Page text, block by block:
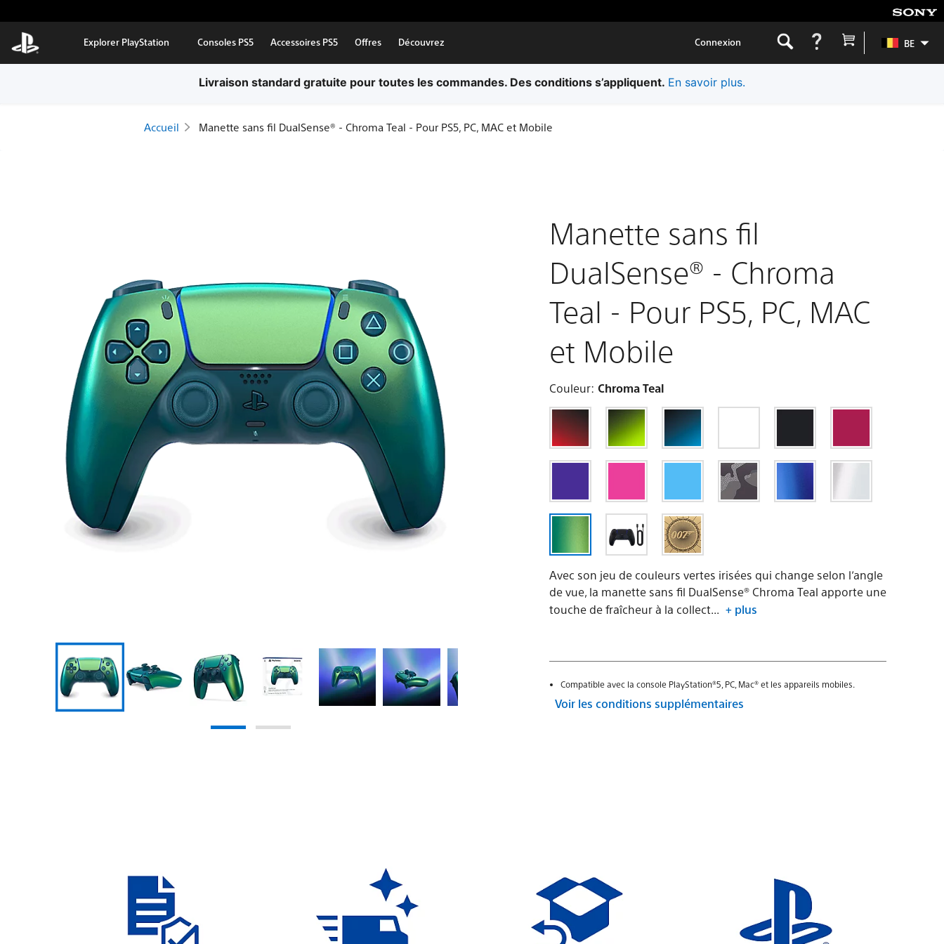
Explorer PlayStation Consoles PS5 Accessoires PS5 Offres Découvrez Connexion BE
Livraison standard gratuite pour toutes les commandes. Des conditions s’appliquent. En savoir plus.
Accueil Manette sans fil DualSense® - Chroma Teal - Pour PS5, PC, MAC et Mobile
DualSense®
Chroma
Teal
Pour
PS5,
Mobile
Manette sans fil
DualSense® - Chroma
Teal - Pour PS5, PC, MAC
et Mobile
Couleur: Chroma Teal
Avec son jeu de couleurs vertes irisées qui change selon l’angle
de vue, la manette sans fil DualSense® Chroma Teal apporte une
touche de fraîcheur à la collect... + plus
Compatible avec la console PlayStation®5, PC, Mac® et les appareils mobiles.
Voir les conditions supplémentaires